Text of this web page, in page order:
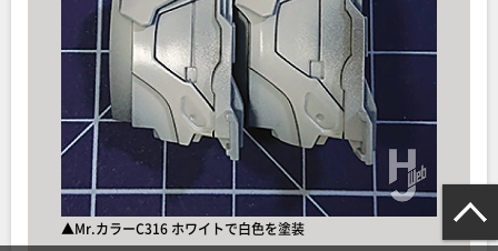
▲Mr.カラーC316 ホワイトで白色を塗装